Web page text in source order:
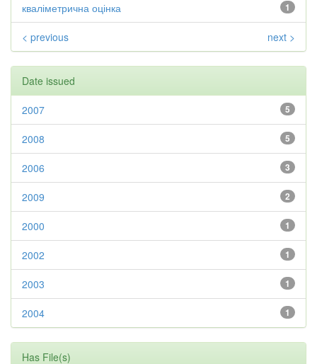
1
кваліметрична оцінка
< previous next >
Date issued
5
2007
5
2008
3
2006
2
2009
1
2000
1
2002
1
2003
1
2004
Has File(s)